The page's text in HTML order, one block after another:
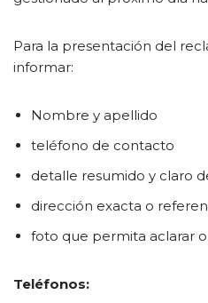
Para la presentación del
informar:
Nombre y apellido
teléfono de contacto
detalle resumido y claro
dirección exacta o
foto que permita aclarar
Teléfonos: